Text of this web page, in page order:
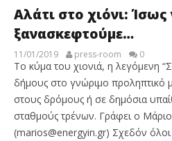
Αλάτι στο χιόνι: Ίσως
ξανασκεφτούμε…
11/01/2019 press-room 0
Το κύμα του χιονιά, η λεγόμενη
δήμους στο γνώριμο προληπτικό
στους δρόμους ή σε δημόσια
σταθμούς τρένων. Γράφει ο
(marios@energyin.gr) Σχεδόν όλοι